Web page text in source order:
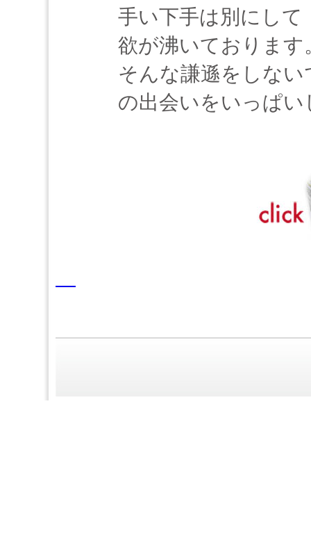
手い下手は別にして
欲が沸いております
そんな謙遜をしな
の出会いをいっぱ